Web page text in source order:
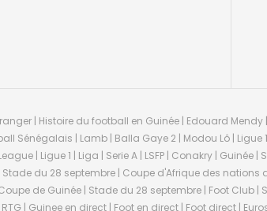
| Histoire du football en Guinée | Edouard Mendy
Sénégalais | Lamb | Balla Gaye 2 | Modou Lô | Ligue
| Ligue 1 | Liga | Serie A | LSFP | Conakry | Guinée
du 28 septembre | Coupe d'Afrique des nations
de Guinée | Stade du 28 septembre | Foot Club |
RTG | Guinee en direct | Foot en direct | Foot direct |